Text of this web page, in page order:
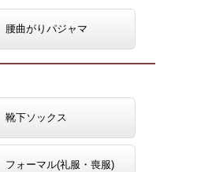
腰曲がりパジャマ
靴下ソックス
フォーマル(礼服・喪服)